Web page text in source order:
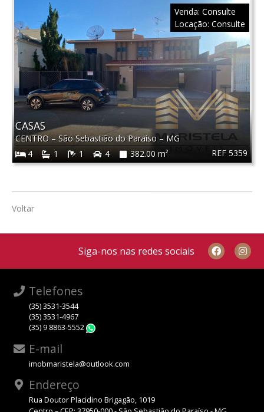
REF 5359
CASAS
CENTRO –São Sebastião do Paraíso – MG
4
1 1 4 382.00 m²
Venda: Consulte
Locação: Consulte
Voltar
Siga-nos nas redes sociais
Telefones
(35) 3531-3544
(35) 3531-4967
(35) 9 8863-5552
E-mail
imobmaristela@outlook.com
Endereço
Rua Doutor Placidino Brigagão, 1019